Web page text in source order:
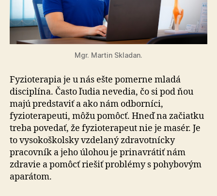
Mgr. Martin Skladan.
Fyzioterapia je u nás ešte pomerne mladá
disciplína. Často ľudia nevedia, čo si pod ňou
majú predstaviť a ako nám odborníci,
fyzioterapeuti, môžu pomôcť. Hneď na začiatku
treba povedať, že fyzioterapeut nie je masér. Je
to vysokoškolsky vzdelaný zdravotnícky
pracovník a jeho úlohou je prinavrátiť nám
zdravie a pomôcť riešiť problémy s pohybovým
aparátom.